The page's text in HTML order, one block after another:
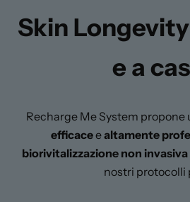
Skin
e a
Recharge Me System propone
efficaceealtamente
biorivitalizzazione non invasiva
nostri protocolli